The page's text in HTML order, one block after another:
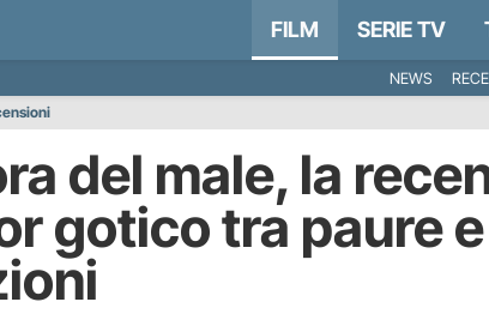
FILM SERIE TV
NEWS
del male, la
gotico tra paure e